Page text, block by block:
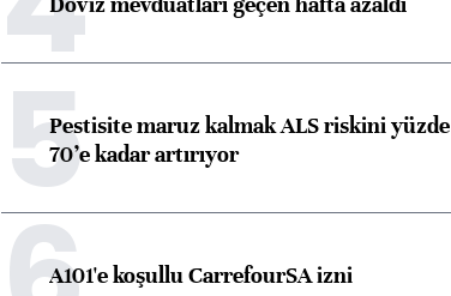
5Pestisite maruz kalmak ALS riskini yüzde
70’e kadar artırıyor
A101'e koşullu CarrefourSA izni